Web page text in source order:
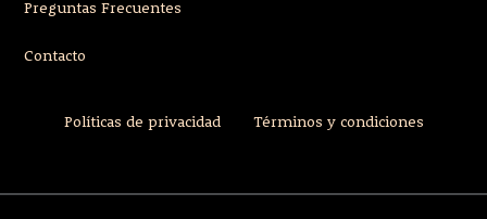
Preguntas Frecuentes
Contacto
Políticas de privacidad Términos y condiciones